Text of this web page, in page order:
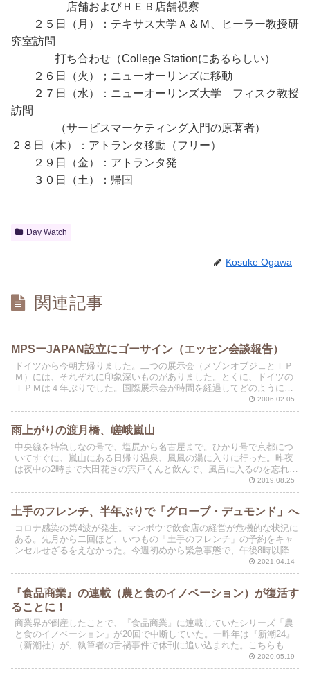
店舗およびＨＥＢ店舗視察
２５日（月）：テキサス大学Ａ＆Ｍ、ヒーラー教授研
究室訪問
打ち合わせ（College Stationにあるらしい）
２６日（火）；ニューオーリンズに移動
２７日（水）：ニューオーリンズ大学 フィスク教授
訪問
（サービスマーケティング入門の原著者）
２８日（木）：アトランタ移動（フリー）
２９日（金）：アトランタ発
３０日（土）：帰国
Day Watch
Kosuke Ogawa
関連記事
MPSーJAPAN設立にゴーサイン（エッセン会談報告）
ドイツから今朝方帰りました。二つの展示会（メゾンオブジェとＩＰ
Ｍ）には、それぞれに印象深いものがありました。とくに、ドイツの
ＩＰＭは４年ぶりでした。国際展示会が時間を経過してどのように変
2006.02.05
雨上がりの渡月橋、嵯峨嵐山
中央線を特急しなの号で、塩尻から名古屋まで。ひかり号で京都につ
いてすぐに、嵐山にある日帰り温泉、風風の湯に入りに行った。昨夜
は夜中の2時まで大田花きの宍戸くんと飲んで、風呂に入るのを忘れて
2019.08.25
土手のフレンチ、半年ぶりで「グローブ・デュモンド」へ
コロナ感染の第4波が発生。マンボウで飲食店の経営が危機的な状況に
ある。先月から二回ほど、いつもの「土手のフレンチ」の予約をキャ
ンセルせざるをえなかった。今週初めから緊急事態で、午後8時以降に
2021.04.14
『食品商業』の連載（農と食のイノベーション）が復活す
ることに！
商業界が倒産したことで、『食品商業』に連載していたシリーズ「農
と食のイノベーション」が20回で中断していた。一昨年は『新潮24』
（新潮社）が、執筆者の舌禍事件で休刊に追い込まれた。こちらも不
2020.05.19